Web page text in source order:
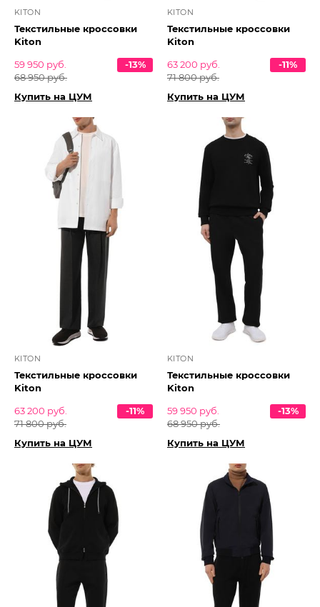
KITON
Текстильные кроссовки
Kiton
59 950 руб.
68 950 руб.
-13%
Купить на ЦУМ
KITON
Текстильные кроссовки
Kiton
63 200 руб.
71 800 руб.
-11%
Купить на ЦУМ
KITON
Текстильные кроссовки
Kiton
63 200 руб.
71 800 руб.
-11%
Купить на ЦУМ
KITON
Текстильные кроссовки
Kiton
59 950 руб.
68 950 руб.
-13%
Купить на ЦУМ